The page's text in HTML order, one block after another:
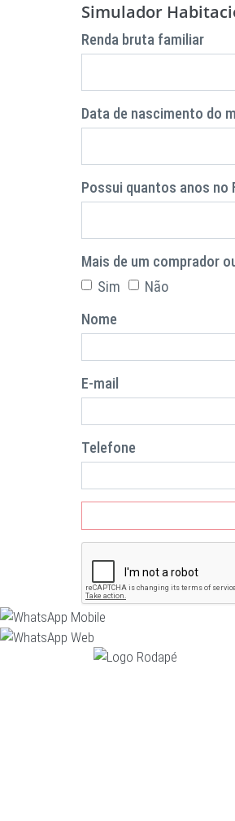
Simulador
Renda bruta familiar
Data de nascimento do
Possui quantos anos no
Mais de um comprador
Sim
Não
Nome
E-mail
Telefone